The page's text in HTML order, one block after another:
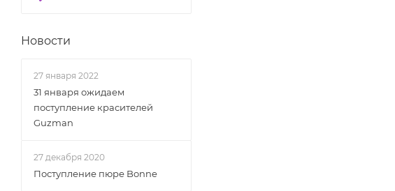
Новости
27 января 2022
31 января ожидаем
поступление красителей
Guzman
27 декабря 2020
Поступление пюре Bonne